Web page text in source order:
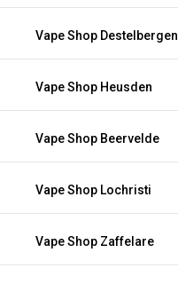
Vape Shop Destelbergen
Vape Shop Heusden
Vape Shop Beervelde
Vape Shop Lochristi
Vape Shop Zaffelare